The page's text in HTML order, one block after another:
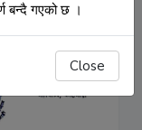
बन्दै गएको छ ।
Close